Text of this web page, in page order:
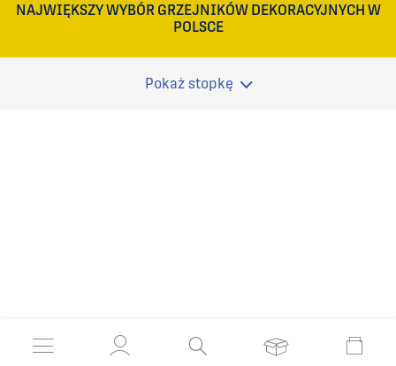
NAJWIĘKSZY WYBÓR GRZEJNIKÓW DEKORACYJNYCH W
POLSCE
Pokaż stopkę